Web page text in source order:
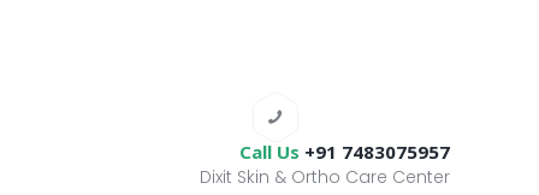
Call Us +91 7483075957
Dixit Skin & Ortho Care Center